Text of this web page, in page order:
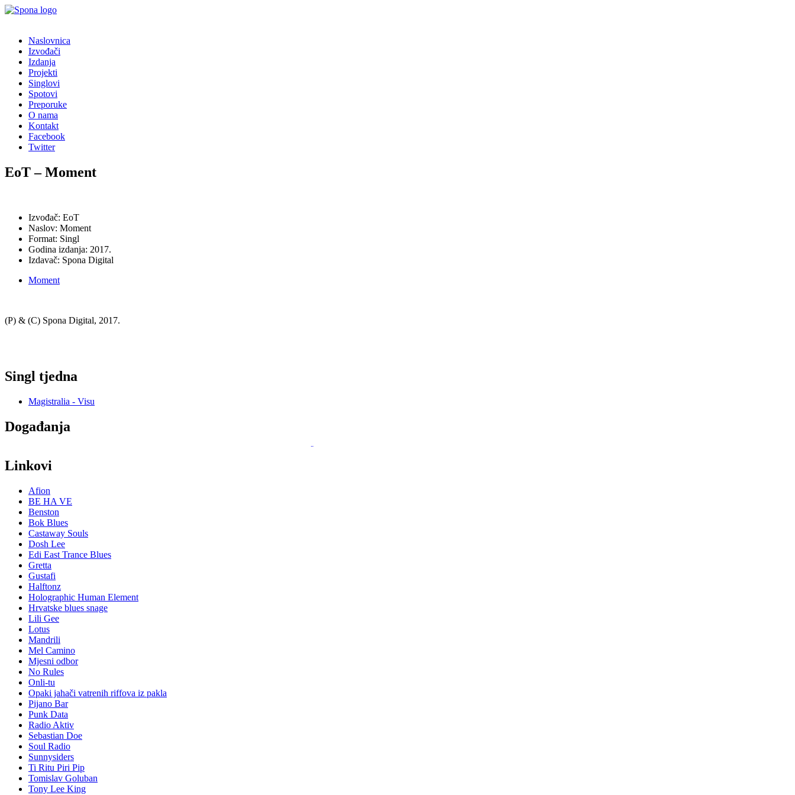
Naslovnica
Izvođači
Izdanja
Projekti
Singlovi
Spotovi
Preporuke
O nama
Kontakt
Facebook
Twitter
EoT – Moment
Izvođač: EoT
Naslov: Moment
Format: Singl
Godina izdanja: 2017.
Izdavač: Spona Digital
Moment
(P) & (C) Spona Digital, 2017.
Singl tjedna
Magistralia - Visu
Događanja
Linkovi
Afion
BE HA VE
Benston
Bok Blues
Castaway Souls
Dosh Lee
Edi East Trance Blues
Gretta
Gustafi
Halftonz
Holographic Human Element
Hrvatske blues snage
Lili Gee
Lotus
Mandrili
Mel Camino
Mjesni odbor
No Rules
Onli-tu
Opaki jahači vatrenih riffova iz pakla
Pijano Bar
Punk Data
Radio Aktiv
Sebastian Doe
Soul Radio
Sunnysiders
Ti Ritu Piri Pip
Tomislav Goluban